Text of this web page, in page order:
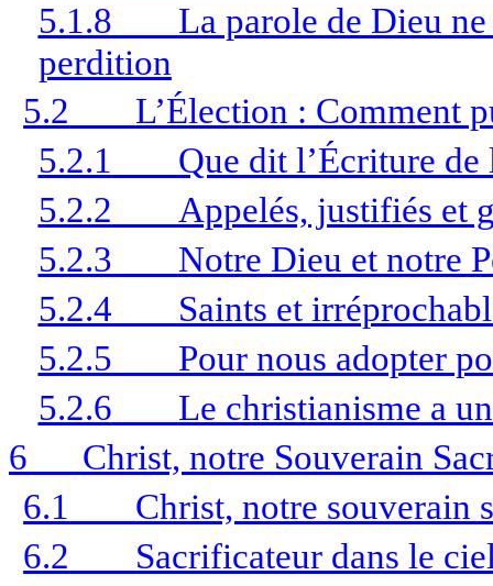
5.1.8
La parole de Dieu
perdition
5.2
L’Élection : Comment
5.2.1
Que dit l’Écriture de
5.2.2
Appelés, justifiés et
5.2.3
Notre Dieu et notre
5.2.4
Saints et
5.2.5
Pour nous adopter
5.2.6
Le christianisme a
6
Christ, notre Souverain
6.1
Christ, notre souverain
6.2
Sacrificateur dans le